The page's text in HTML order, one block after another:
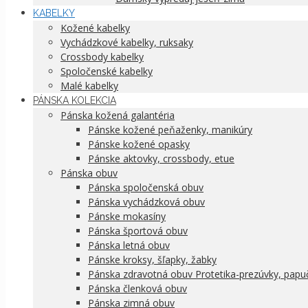
KABELKY
Kožené kabelky
Vychádzkové kabelky, ruksaky
Crossbody kabelky
Spoločenské kabelky
Malé kabelky
PÁNSKA KOLEKCIA
Pánska kožená galantéria
Pánske kožené peňaženky, manikúry
Pánske kožené opasky
Pánske aktovky, crossbody, etue
Pánska obuv
Pánska spoločenská obuv
Pánska vychádzková obuv
Pánske mokasíny
Pánska športová obuv
Pánska letná obuv
Pánske kroksy, šľapky, žabky
Pánska zdravotná obuv Protetika-prezúvky,
Pánska členková obuv
Pánska zimná obuv